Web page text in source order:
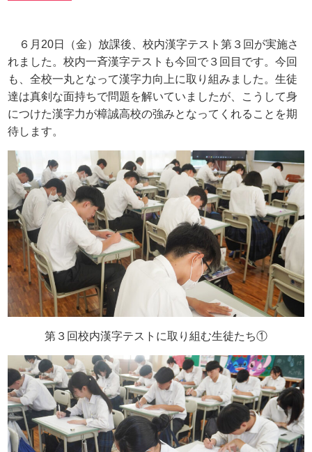
６月 20日（金）放課後、校内漢字テスト第３回が実施さ
れました。校内一斉漢字テストも今回で３回目です。今回
も、全校一丸となって漢字力向上に取り組みました。生徒
達は真剣な面持ちで問題を解いていましたが、こうして身
につけた漢字力が樟誠高校の強みとなってくれることを期
待します。
第３回校内漢字テストに取り組む生徒たち①